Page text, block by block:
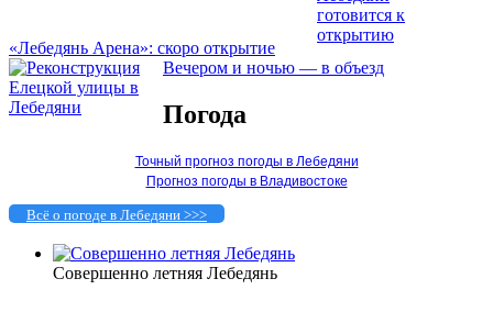
«Лебедянь Арена»: скоро открытие
Вечером и ночью — в объезд
Погода
Точный прогноз погоды в Лебедяни
Прогноз погоды в Владивостоке
Всё о погоде в Лебедяни >>>
Совершенно летняя Лебедянь